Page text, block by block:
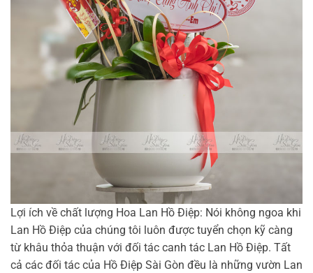
Lợi ích về chất lượng Hoa Lan Hồ Điệp: Nói không ngoa khi
Lan Hồ Điệp của chúng tôi luôn được tuyển chọn kỹ càng
từ khâu thỏa thuận với đối tác canh tác Lan Hồ Điệp. Tất
cả các đối tác của Hồ Điệp Sài Gòn đều là những vườn Lan